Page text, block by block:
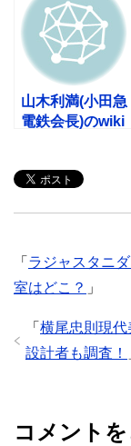
山木利満(小田急
電鉄会長)のwiki
る！
「 ラジャスタニ
室はどこ？ 」
「 横尾忠則現
設計者も調査！
コメント